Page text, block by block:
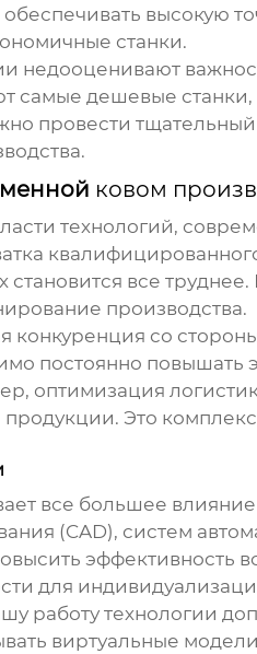
высокую
станки.
недооценивают
самые дешевые
провести
ковом
технологий,
все
производства.
конкуренция со
постоянно повышать
оптимизация
Это
все большее влияние
(CAD), систем
эффективность
для
работу технологии
виртуальные